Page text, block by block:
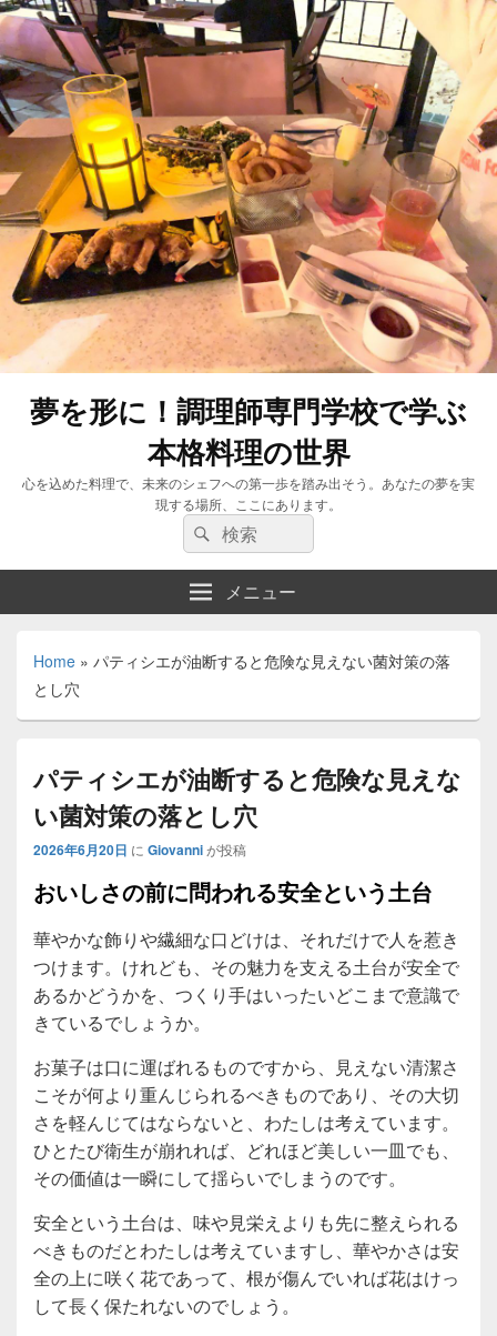
夢を形に！調理師専門学校で学ぶ
本格料理の世界
心を込めた料理で、未来のシェフへの第一歩を踏み出そう。あなたの夢を実
現する場所、ここにあります。
検
索:
検
索
メニュー
Home » パティシエが油断すると危険な見えない菌対策の落
とし穴
パティシエが油断すると危険な見えな
い菌対策の落とし穴
2026年6月20日 に Giovanniが投稿
おいしさの前に問われる安全という土台
華やかな飾りや繊細な口どけは、それだけで人を惹き
つけます。 けれども、その魅力を支える土台が安全で
あるかどうかを、つくり手はいったいどこまで意識で
きているでしょうか。
お菓子は口に運ばれるものですから、見えない清潔さ
こそが何より重んじられるべきものであり、その大切
さを軽んじてはならないと、わたしは考えています。
ひとたび衛生が崩れれば、どれほど美しい一皿でも、
その価値は一瞬にして揺らいでしまうのです。
安全という土台は、味や見栄えよりも先に整えられる
べきものだとわたしは考えていますし、華やかさは安
全の上に咲く花であって、根が傷んでいれば花はけっ
して長く保たれないのでしょう。